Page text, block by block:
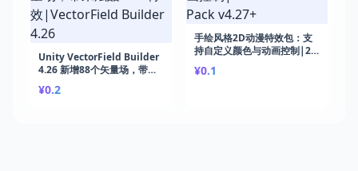
Unity VectorField Builder
4.26 新增88个矢量场，带来
Builder 4.26
¥0.2
手绘风格2D动漫特效包：支
持自定义颜色与动画控制|2D
¥0.1